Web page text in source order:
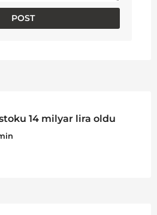
14 milyar lira oldu